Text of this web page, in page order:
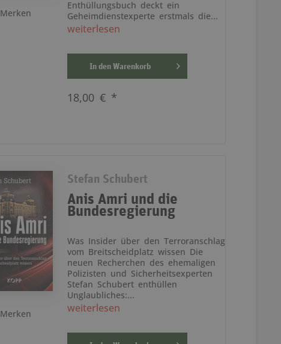
Merken
Enthüllungsbuch deckt ein
Geheimdienstexperte erstmals die...
weiterlesen
In denWarenkorb
18,00 € *
Merken
Stefan Schubert
Anis Amri und die
Bundesregierung
Was Insider über den Terroranschlag
vom Breitscheidplatz wissen Die
neuen Recherchen des ehemaligen
Polizisten und Sicherheitsexperten
Stefan Schubert enthüllen
Unglaubliches:...
weiterlesen